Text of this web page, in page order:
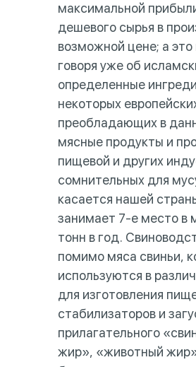
максимальной
дешевого сырья в
возможной цене; а
говоря уже об
определенные
некоторых
преобладающих в
мясные продукты и
пищевой и других
сомнительных для
касается нашей
занимает 7-е место в
тонн в год.
помимо мяса свиньи,
используются в
для изготовления
стабилизаторов и
прилагательного
жир», «животный